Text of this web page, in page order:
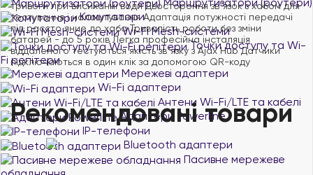
Комутатори
Wi-Fi Mesh-системи
Точки доступу та Wi-
Fi репітери
Мережеві адаптери
Wi-Fi адаптери
Антени Wi-Fi/LTE та кабелі
Адаптери Powerline
IP-телефони
Bluetooth адаптери
Пасивне мережеве
тривоги при висиханні води Двостороння зв"язок з хабом для
тестування і налаштування Адаптація потужності передачі
під рассто яние до хаба Тривалість роботи без зміни
батарей - до 5 років Легка професійна інсталяція
віддаленого тестуються якість зв"язку з Ajax Hub Датчики
підключаються в один клік за допомогою QR-коду
Рекомендовані товари